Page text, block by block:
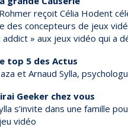
reçoit Célia Hodent
des concepteurs de jeux
addict » aux jeux vidéo qui a
top 5 des Actus
et Arnaud Sylla,
Geeker chez vous
s’invite dans une famille
vidéo